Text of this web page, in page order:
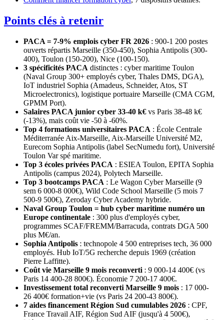
Points clés à retenir
PACA = 7-9% emplois cyber FR 2026 : 900-1 200 postes
ouverts répartis Marseille (350-450), Sophia Antipolis (300-
400), Toulon (150-200), Nice (100-150).
3 spécificités PACA distinctes : cyber maritime Toulon
(Naval Group 300+ employés cyber, Thales DMS, DGA),
IoT industriel Sophia (Amadeus, Schneider, Atos, ST
Microelectronics), logistique portuaire Marseille (CMA CGM,
GPMM Port).
Salaires PACA junior cyber 33-40 k€ vs Paris 38-48 k€
(-13%), mais coût vie -50 à -60%.
Top 4 formations universitaires PACA : École Centrale
Méditerranée Aix-Marseille, Aix-Marseille Université M2,
Eurecom Sophia Antipolis (label SecNumedu fort), Université
Toulon Var spé maritime.
Top 3 écoles privées PACA : ESIEA Toulon, EPITA Sophia
Antipolis (campus 2024), Polytech Marseille.
Top 3 bootcamps PACA : Le Wagon Cyber Marseille (9
sem 6 000-8 000€), Wild Code School Marseille (5 mois 7
500-9 500€), Zeroday Cyber Academy hybride.
Naval Group Toulon = hub cyber maritime numéro un
Europe continentale : 300 plus d'employés cyber,
programmes SCAF/FREMM/Barracuda, contrats DGA 500
plus M€/an.
Sophia Antipolis : technopole 4 500 entreprises tech, 36 000
employés. Hub IoT/5G recherche depuis 1969 (création
Pierre Laffitte).
Coût vie Marseille 9 mois reconverti : 9 000-14 400€ (vs
Paris 14 400-28 800€). Économie 7 200-17 400€.
Investissement total reconverti Marseille 9 mois : 17 000-
26 400€ formation+vie (vs Paris 24 200-43 800€).
7 aides financement Région Sud cumulables 2026 : CPF,
France Travail AIF, Région Sud AIF (jusqu'à 4 500€),